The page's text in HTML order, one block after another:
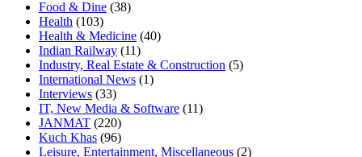
Food & Dine (38)
Health (103)
Health & Medicine (40)
Indian Railway (11)
Industry, Real Estate & Construction (5)
International News (1)
Interviews (33)
IT, New Media & Software (11)
JANMAT (220)
Kuch Khas (96)
Leisure, Entertainment, Miscellaneous (2)